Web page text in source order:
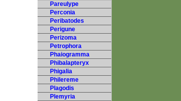
Pareulype
Perconia
Peribatodes
Perigune
Perizoma
Petrophora
Phaiogramma
Phibalapteryx
Phigalia
Philereme
Plagodis
Plemyria